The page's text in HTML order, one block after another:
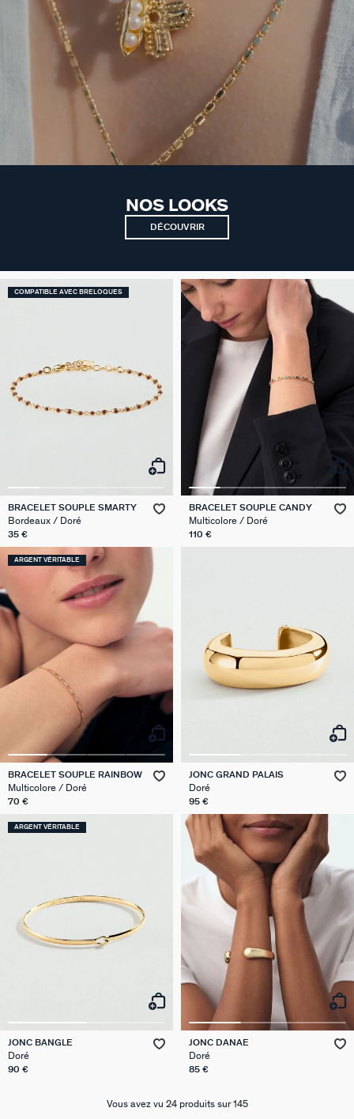
NOS LOOKS
DÉCOUVRIR
COMPATIBLE AVEC BRELOQUES
BRACELET SOUPLE SMARTY
Bordeaux / Doré
35 €
BRACELET SOUPLE CANDY
Multicolore / Doré
110 €
ARGENT VÉRITABLE
BRACELET SOUPLE RAINBOW
Multicolore / Doré
70 €
JONC GRAND PALAIS
Doré
95 €
ARGENT VÉRITABLE
JONC BANGLE
Doré
90 €
JONC DANAE
Doré
85 €
Vous avez vu 24 produits sur 145